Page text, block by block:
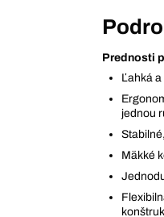
Prednosti
Ľahká
jednou
Mäkké